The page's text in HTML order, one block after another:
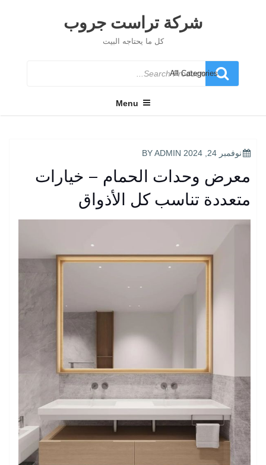
شركة تراست جروب
كل ما يحتاجه البيت
Search
for
Menu
POSTED
نوفمبر 24, 2024 ADMIN
معرض وحدات الحمام – خيارات
متعددة تناسب كل الأذواق